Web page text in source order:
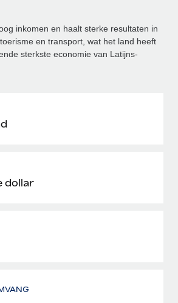
inkomen en haalt sterke resultaten in
en transport, wat het land heeft
sterkste economie van Latijns-
dollar